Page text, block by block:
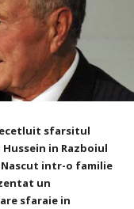
sfarsitul
Hussein in Razboiul
Nascut intr-o familie
un
sfaraie in